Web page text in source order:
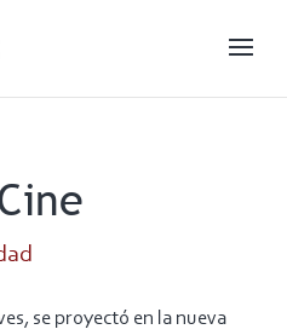
se proyectó en la nueva